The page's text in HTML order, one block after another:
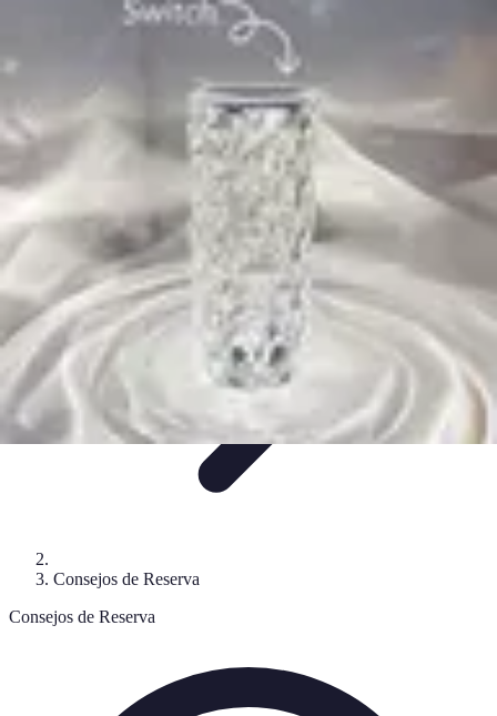
Encuentra Tu Hotel
Vacaciones en familia
Familia
Consejos de Viaje
Consejos de Reserva
Consejos de Reserva